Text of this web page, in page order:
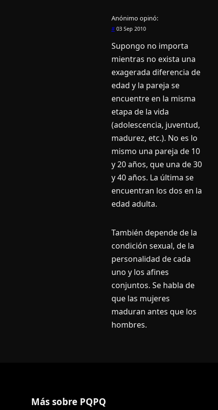
Anónimo opinó:
#03 Sep 2010
Supongo no importa
mientras no exista una
exagerada diferencia de
edad y la pareja se
encuentre en la misma
etapa de la vida
(adolescencia, juventud,
madurez, etc.). No es lo
mismo una pareja de 10
y 20 años, que una de 30
y 40 años. La última se
encuentran los dos en la
edad adulta.
También depende de la
condición sexual, de la
personalidad de cada
uno y los afines
conjuntos. Se habla de
que las mujeres
maduran antes que los
hombres.
Más sobre PQPQ